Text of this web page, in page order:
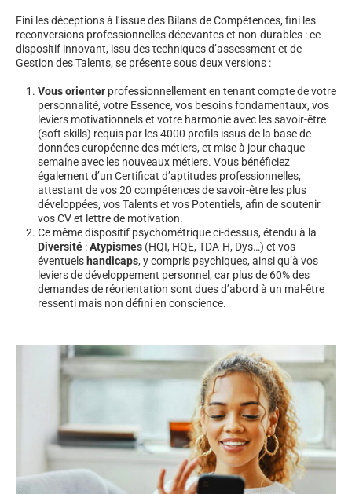
Fini les déceptions à l’issue des Bilans de Compétences, fini les
reconversions professionnelles décevantes et non-durables : ce
dispositif innovant, issu des techniques d’assessment et de
Gestion des Talents, se présente sous deux versions :
Vous orienter professionnellement en tenant compte de votre
personnalité, votre Essence, vos besoins fondamentaux, vos
leviers motivationnels et votre harmonie avec les savoir-être
(soft skills) requis par les 4000 profils issus de la base de
données européenne des métiers, et mise à jour chaque
semaine avec les nouveaux métiers. Vous bénéficiez
également d’un Certificat d’aptitudes professionnelles,
attestant de vos 20 compétences de savoir-être les plus
développées, vos Talents et vos Potentiels, afin de soutenir
vos CV et lettre de motivation.
Ce même dispositif psychométrique ci-dessus, étendu à la
Diversité :Atypismes (HQI, HQE, TDA-H, Dys…) et vos
éventuels handicaps, y compris psychiques, ainsi qu’à vos
leviers de développement personnel, car plus de 60% des
demandes de réorientation sont dues d’abord à un mal-être
ressenti mais non défini en conscience.